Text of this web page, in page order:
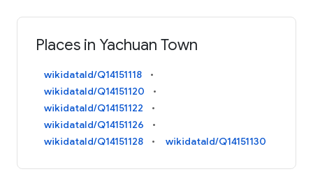
Places in Yachuan Town
wikidataId/Q14151118
wikidataId/Q14151120
wikidataId/Q14151122
wikidataId/Q14151126
wikidataId/Q14151128
wikidataId/Q14151130